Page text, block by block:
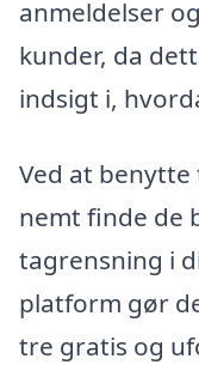
anmeldelser
kunder, da
indsigt i,
Ved at
nemt finde de
tagrensning i
platform gør
tre gratis og